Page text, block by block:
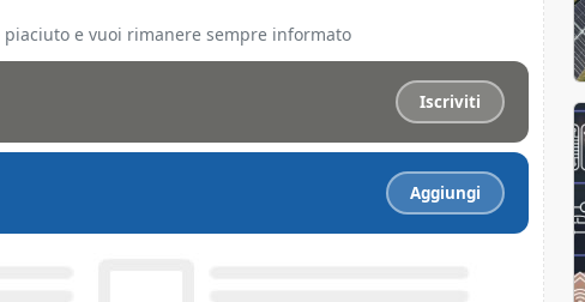
piaciuto e vuoi rimanere sempre informato
Iscriviti
Aggiungi